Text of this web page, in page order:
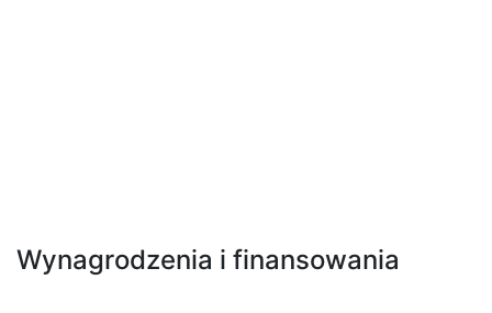
Wynagrodzenia i finansowania